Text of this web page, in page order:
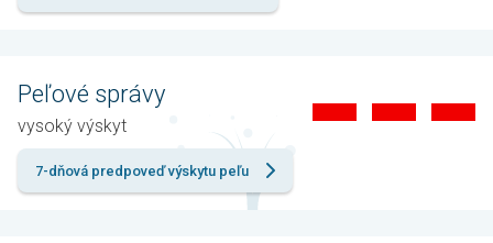
Peľové správy
vysoký výskyt
7-dňová predpoveď výskytu peľu